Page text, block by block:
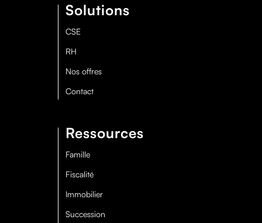
Solutions
CSE
RH
Nos offres
Contact
Ressources
Famille
Fiscalité
Immobilier
Succession